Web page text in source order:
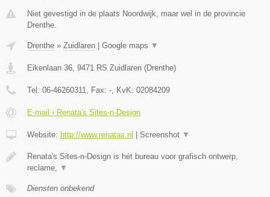
Niet gevestigd in de plaats Noordwijk, maar wel in de provincie
Drenthe.
Drenthe » Zuidlaren Google maps ▼
Eikenlaan 36, 9471 RS Zuidlaren (Drenthe)
Tel: 06-46260311, Fax: -, KvK: 02084209
E-mail › Renata's Sites-n-Design
Website: http://www.renatas.nl Screenshot ▼
Renata's Sites-n-Design is hét bureau voor grafisch ontwerp,
reclame, ▼
Diensten onbekend